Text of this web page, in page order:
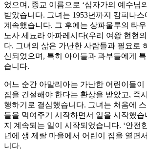
었으며, 종교 이름으로 ‘십자가의 예수님
받았습니다. 그녀는 1953년까지 캄피나
계속했습니다. 그 후에는 상파울루의 타
노사 세뇨라 아파레시다(우리 여왕 현현
다. 그녀의 삶은 가난한 사람들과 필요로
신되었으며, 특히 아이들과 과부들에게
습니다.
어느 순간 아말리아는 가난한 어린이들
집을 건설해야 한다는 환상을 받았고, 즉
행하기로 결심했습니다. 그녀는 처음에
들을 먹여주기 시작하면서 일을 시작했
지 계속되는 일이 시작되었습니다. ‘안전
년에 생 제랄 마을에서 어린이 집을 열면
니다.